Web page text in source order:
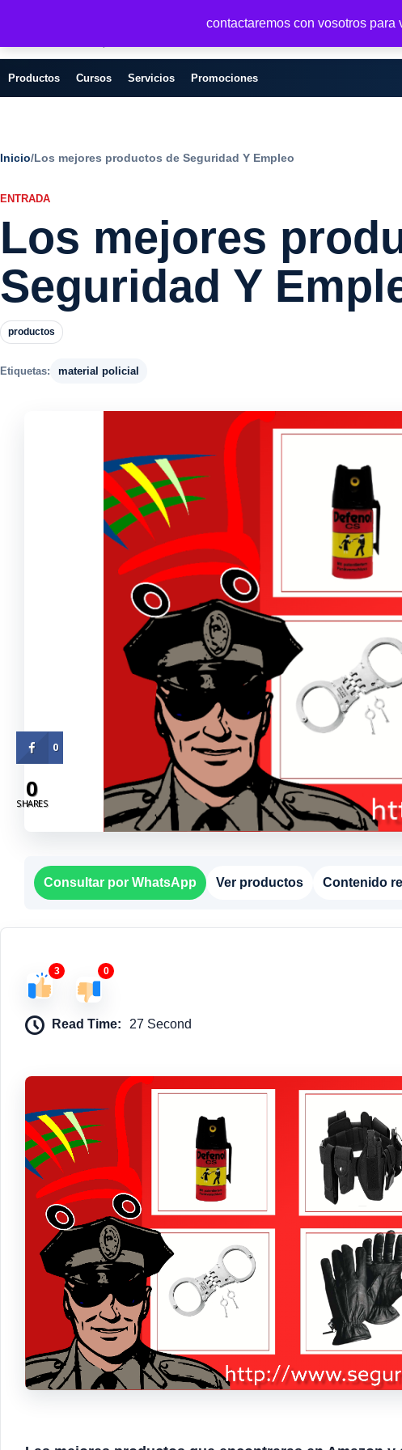
contactaremos con vosotros
Servicios, formacion y seguridad para
casa
Productos Cursos Servicios Promociones
Inicio/Los mejores productos de Seguridad Y Empleo
ENTRADA
Los mejores
Seguridad Y
productos
Etiquetas: material policial
Consultar por WhatsApp Ver productos Contenido
3 0
Read Time: 27 Second
0
0
SHARES